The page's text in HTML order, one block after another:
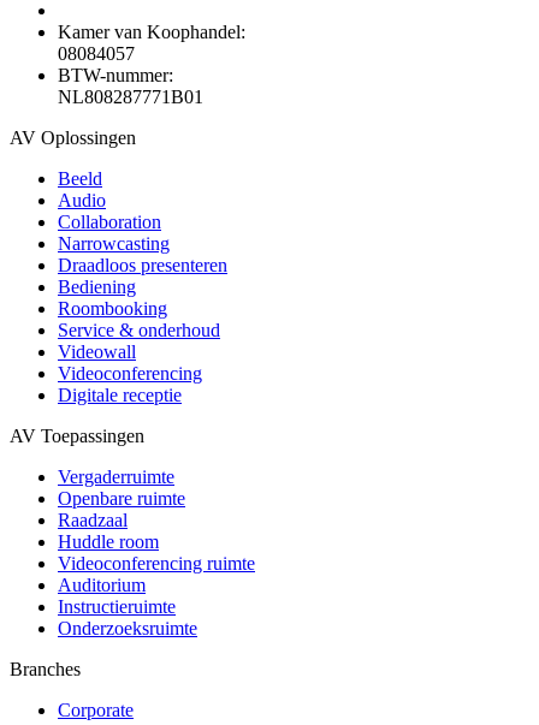
Kamer van Koophandel:
08084057
BTW-nummer:
NL808287771B01
AV Oplossingen
Beeld
Audio
Collaboration
Narrowcasting
Draadloos presenteren
Bediening
Roombooking
Service & onderhoud
Videowall
Videoconferencing
Digitale receptie
AV Toepassingen
Vergaderruimte
Openbare ruimte
Raadzaal
Huddle room
Videoconferencing ruimte
Auditorium
Instructieruimte
Onderzoeksruimte
Branches
Corporate